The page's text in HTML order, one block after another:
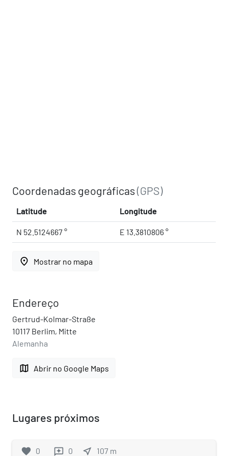
Coordenadas geográficas(GPS)
Latitude Longitude
N 52.5124667 ° E 13.3810806 °
place Mostrar no mapa
Endereço
Gertrud-Kolmar-Straße
10117 Berlim, Mitte
Alemanha
map Abrir no Google Maps
Lugares próximos
favorite 0 reviews 0 near_me 107 m